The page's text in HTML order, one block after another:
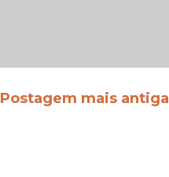
Postagem mais antiga